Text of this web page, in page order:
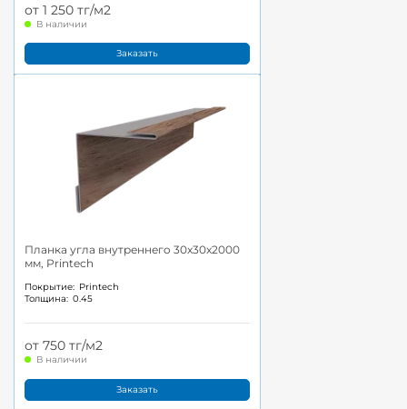
от 1 250 тг/м2
В наличии
Заказать
Планка угла внутреннего 30x30x2000
мм, Printech
Покрытие: Printech
Толщина: 0.45
от 750 тг/м2
В наличии
Заказать